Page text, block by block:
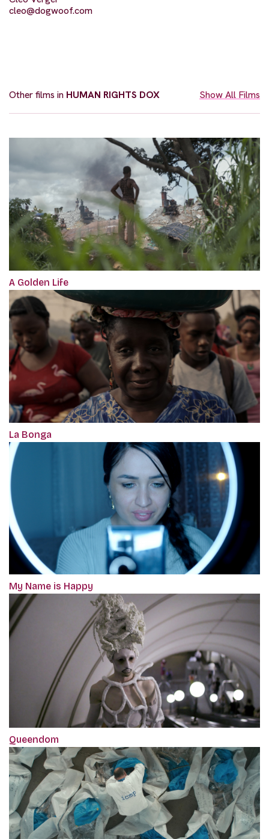
cleo@dogwoof.com
Other films in HUMAN RIGHTS DOX Show All Films
A Golden Life
La Bonga
My Name is Happy
Queendom